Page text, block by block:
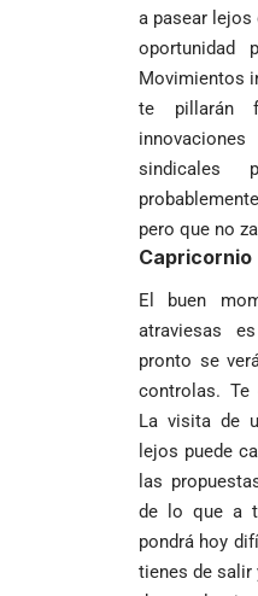
a pasear lejos
oportunidad
Movimientos
te pillarán
sindicales
pero que no
Capricornio
El buen
atraviesas
pronto se
controlas. Te
La visita de
lejos puede
las
de lo que a
pondrá hoy
tienes de salir